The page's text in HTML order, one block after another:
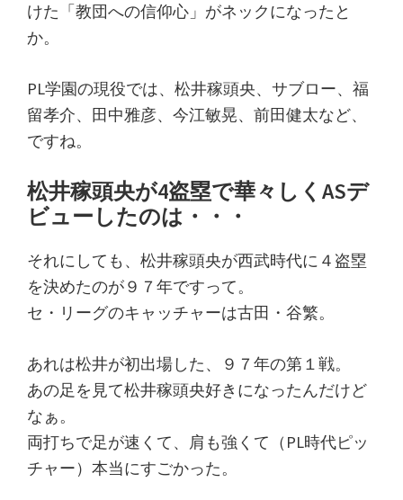
けた「教団への信仰心」がネックになったと
か。
PL学園の現役では、松井稼頭央、サブロー、福
留孝介、田中雅彦、今江敏晃、前田健太など、
ですね。
松井稼頭央が4盗塁で華々しくASデ
ビューしたのは・・・
それにしても、松井稼頭央が西武時代に４盗塁
を決めたのが９７年ですって。
セ・リーグのキャッチャーは古田・谷繁。
あれは松井が初出場した、９７年の第１戦。
あの足を見て松井稼頭央好きになったんだけど
なぁ。
両打ちで足が速くて、肩も強くて（PL時代ピッ
チャー）本当にすごかった。